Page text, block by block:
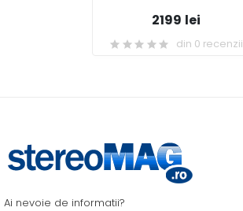
2199 lei
din 0 recenzii
Ai nevoie de informatii?